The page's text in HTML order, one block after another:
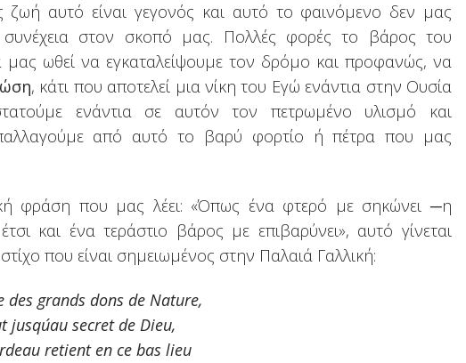
ζωή αυτό είναι γεγονός και αυτό το φαινόμενο δεν μας
συνέχεια στον σκοπό μας. Πολλές φορές το βάρος του
μας ωθεί να εγκαταλείψουμε τον δρόμο και προφανώς, να
, κάτι που αποτελεί μια νίκη του Εγώ ενάντια στην Ουσία
ενάντια σε αυτόν τον πετρωμένο υλισμό και
από αυτό το βαρύ φορτίο ή πέτρα που μας
φράση που μας λέει: «Όπως ένα φτερό με σηκώνει ─η
και ένα τεράστιο βάρος με επιβαρύνει», αυτό γίνεται
που είναι σημειωμένος στην Παλαιά Γαλλική:
grands dons de Nature,
secret de Dieu,
retient en ce bas lieu